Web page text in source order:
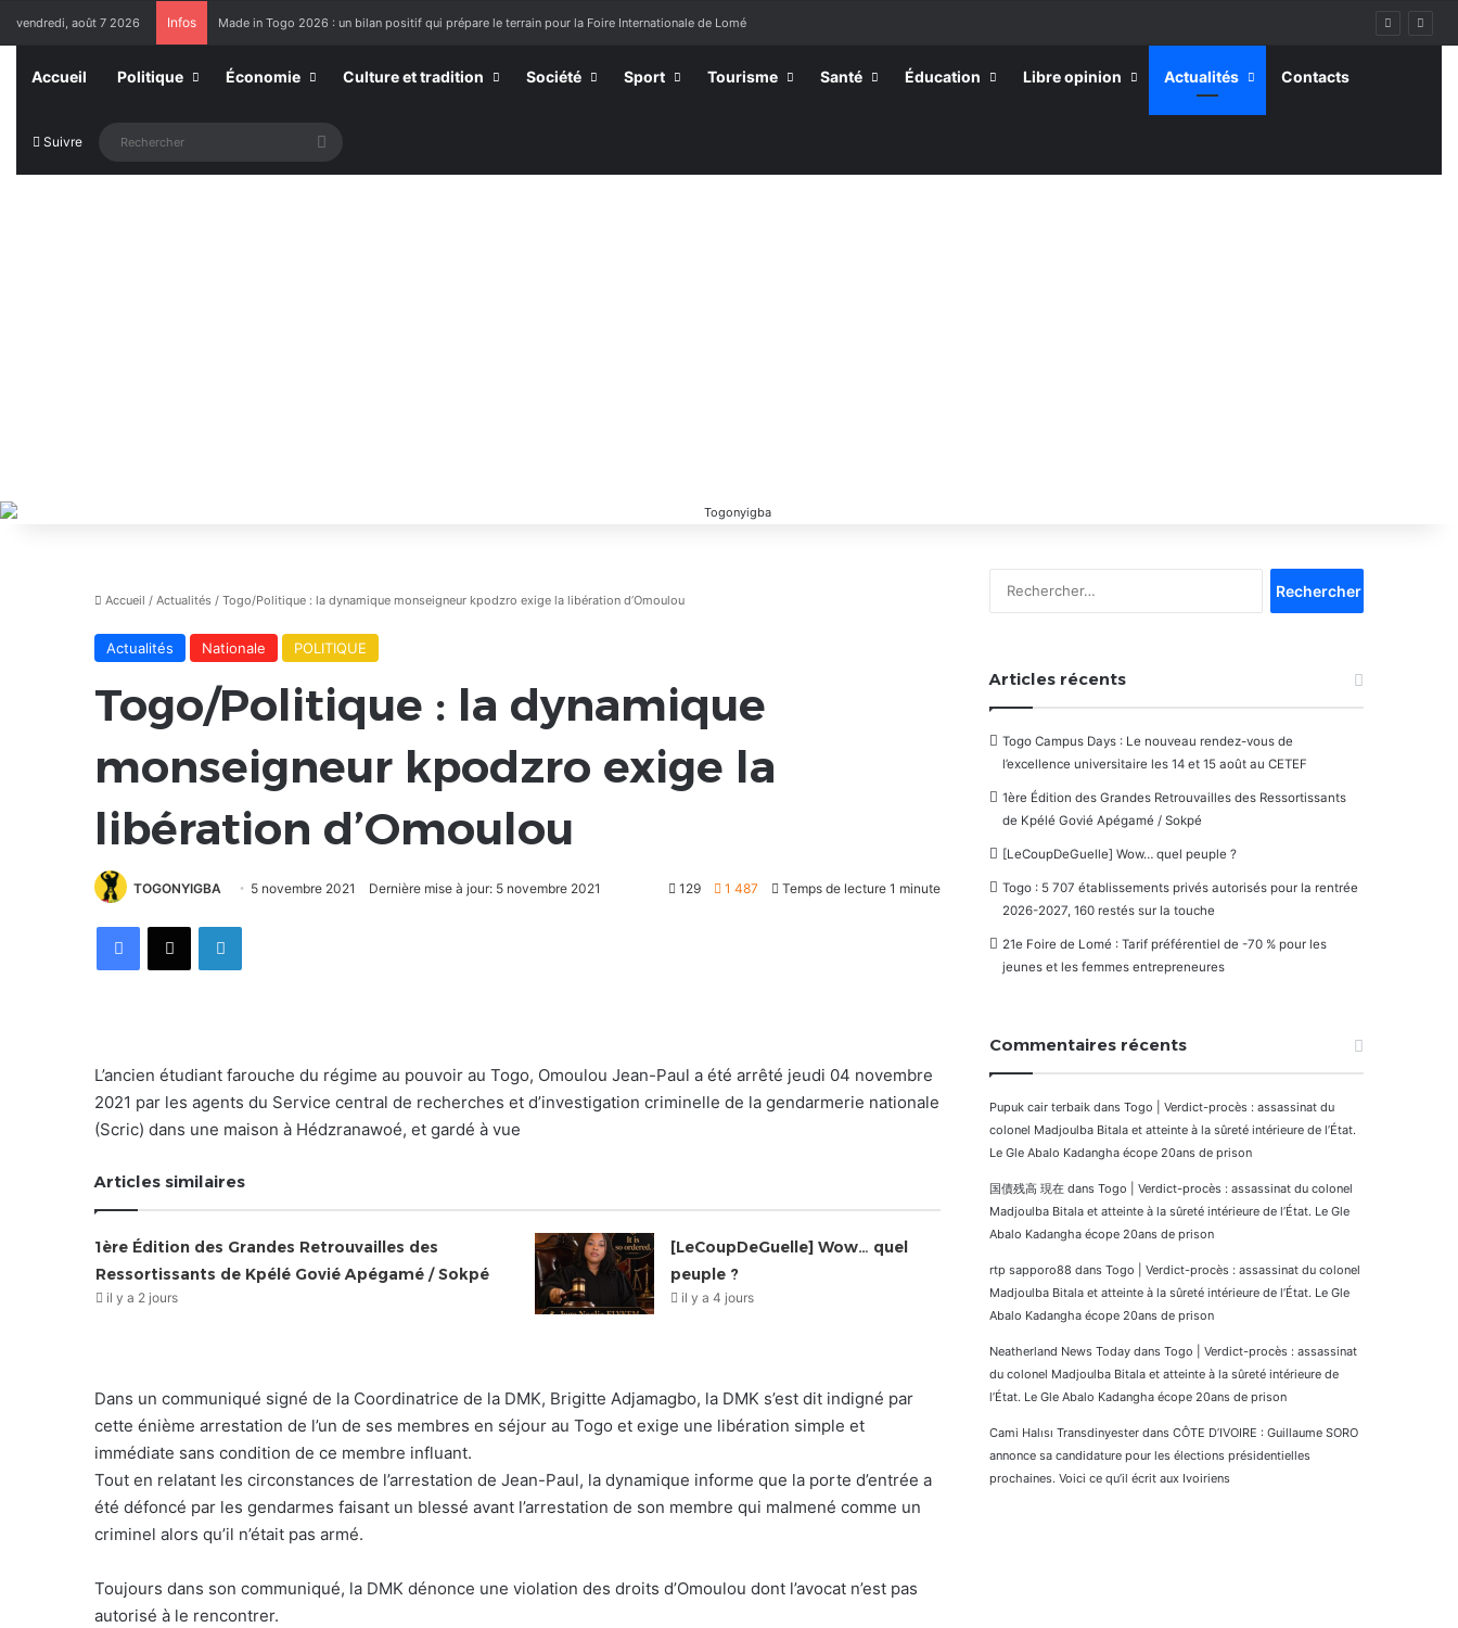
vendredi, août 7 2026 Infos Made in Togo 2026 : un bilan positif qui prépare le terrain pour la Foire Internationale de Lomé
Accueil Politique Économie Culture et tradition Société Sport Tourisme Santé Éducation Libre opinion Actualités Contacts
Suivre Rechercher
Accueil / Actualités / Togo/Politique : la dynamique monseigneur kpodzro exige la libération d’Omoulou
Actualités Nationale POLITIQUE
Togo/Politique : la dynamique
monseigneur kpodzro exige la
libération d’Omoulou
TOGONYIGBA 5 novembre 2021 Dernière mise à jour: 5 novembre 2021 129 1 487 Temps de lecture 1 minute
FacebookX Linkedin
L’ancien étudiant farouche du régime au pouvoir au Togo, Omoulou Jean-Paul a été arrêté jeudi 04 novembre
2021 par les agents du Service central de recherches et d’investigation criminelle de la gendarmerie nationale
(Scric) dans une maison à Hédzranawoé, et gardé à vue
Articles similaires
1ère Édition des Grandes Retrouvailles des
Ressortissants de Kpélé Govié Apégamé / Sokpé
il y a 2 jours
[LeCoupDeGuelle] Wow… quel
peuple ?
il y a 4 jours
Dans un communiqué signé de la Coordinatrice de la DMK, Brigitte Adjamagbo, la DMK s’est dit indigné par
cette énième arrestation de l’un de ses membres en séjour au Togo et exige une libération simple et
immédiate sans condition de ce membre influant.
Tout en relatant les circonstances de l’arrestation de Jean-Paul, la dynamique informe que la porte d’entrée a
été défoncé par les gendarmes faisant un blessé avant l’arrestation de son membre qui malmené comme un
criminel alors qu’il n’était pas armé.
Toujours dans son communiqué, la DMK dénonce une violation des droits d’Omoulou dont l’avocat n’est pas
autorisé à le rencontrer.
Articles récents
Togo Campus Days : Le nouveau rendez-vous de
l’excellence universitaire les 14 et 15 août au CETEF
1ère Édition des Grandes Retrouvailles des Ressortissants
de Kpélé Govié Apégamé / Sokpé
[LeCoupDeGuelle] Wow… quel peuple ?
Togo : 5 707 établissements privés autorisés pour la rentrée
2026-2027, 160 restés sur la touche
21e Foire de Lomé : Tarif préférentiel de -70 % pour les
jeunes et les femmes entrepreneures
Commentaires récents
Pupuk cair terbaik dans Togo | Verdict-procès : assassinat du
colonel Madjoulba Bitala et atteinte à la sûreté intérieure de l’État.
Le Gle Abalo Kadangha écope 20ans de prison
国債残高 現在 dans Togo | Verdict-procès : assassinat du colonel
Madjoulba Bitala et atteinte à la sûreté intérieure de l’État. Le Gle
Abalo Kadangha écope 20ans de prison
rtp sapporo88 dans Togo | Verdict-procès : assassinat du colonel
Madjoulba Bitala et atteinte à la sûreté intérieure de l’État. Le Gle
Abalo Kadangha écope 20ans de prison
Neatherland News Today dans Togo | Verdict-procès : assassinat
du colonel Madjoulba Bitala et atteinte à la sûreté intérieure de
l’État. Le Gle Abalo Kadangha écope 20ans de prison
Cami Halısı Transdinyester dans CÔTE D’IVOIRE : Guillaume SORO
annonce sa candidature pour les élections présidentielles
prochaines. Voici ce qu’il écrit aux Ivoiriens